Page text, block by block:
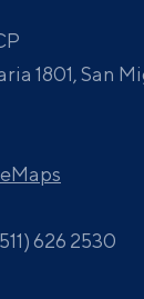
1801, San
626 2530